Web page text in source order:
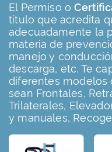
El Permiso o
título que acredita
adecuadamente la
materia de
manejo y
descarga, etc. Te
diferentes modelos
sean Frontales,
Trilaterales,
y manuales,